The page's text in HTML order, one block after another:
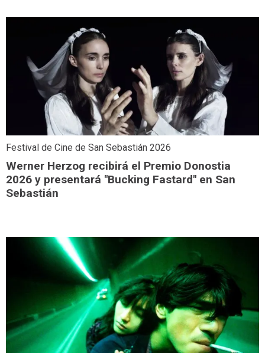
Festival de Cine de San Sebastián 2026
Werner Herzog recibirá el Premio Donostia
2026 y presentará "Bucking Fastard" en San
Sebastián